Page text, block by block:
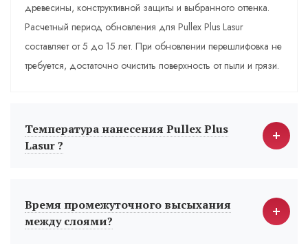
древесины, конструктивной защиты и выбранного оттенка.
Расчетный период обновления для Pullex Plus Lasur
составляет от 5 до 15 лет. При обновлении перешлифовка не
требуется, достаточно очистить поверхность от пыли и грязи.
Температура нанесения Pullex Plus
Lasur ?
Время промежуточного высыхания
между слоями?